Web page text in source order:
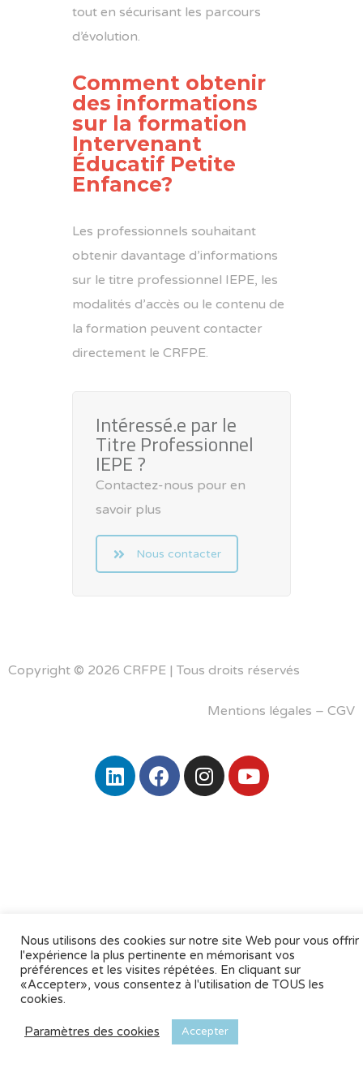
tout en sécurisant les parcours
d’évolution.
Comment obtenir
des informations
sur la formation
Intervenant
Éducatif Petite
Enfance?
Les professionnels souhaitant
obtenir davantage d’informations
sur le titre professionnel IEPE, les
modalités d’accès ou le contenu de
la formation peuvent contacter
directement le CRFPE.
Intéressé.e par le
Titre Professionnel
IEPE ?
Contactez-nous pour en
savoir plus
Nous contacter
Copyright © 2026 CRFPE | Tous droits réservés
Mentions légales – CGV
Nous utilisons des cookies sur notre site Web pour vous offrir
l'expérience la plus pertinente en mémorisant vos
préférences et les visites répétées. En cliquant sur
«Accepter», vous consentez à l'utilisation de TOUS les
cookies.
Paramètres des cookies Accepter